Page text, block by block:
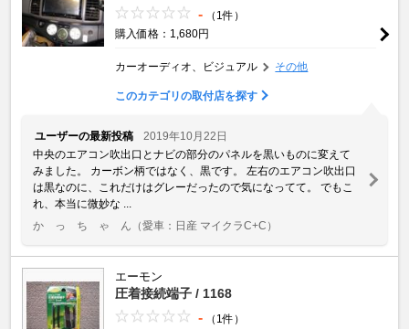
-
（1件）
購入価格：1,680円
カーオーディオ、ビジュアル その他
このカテゴリの取付店を探す
ユーザーの最新投稿
2019年10月22日
中央のエアコン吹出口とナビの部分のパネルを黒いものに変えて
みました。 カーボン柄ではなく、黒です。 左右のエアコン吹出口
は黒なのに、これだけはグレーだったので気になってて。 でもこ
れ、本当に微妙な ...
か っ ち ゃ ん （愛車：日産 マイクラC+C）
エーモン
圧着接続端子 / 1168
-
（1件）